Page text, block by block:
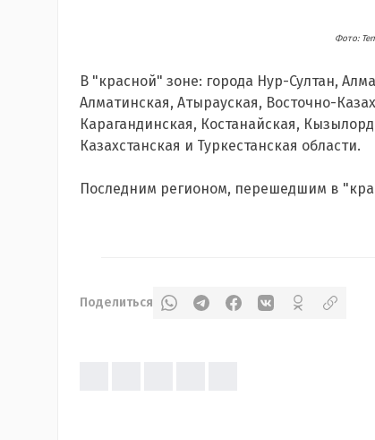
Фото:
В "красной" зоне: города Нур-Султан,
Алматинская, Атырауская, Восточно-
Карагандинская, Костанайская,
Казахстанская и Туркестанская области.
Последним регионом, перешедшим в
Поделиться